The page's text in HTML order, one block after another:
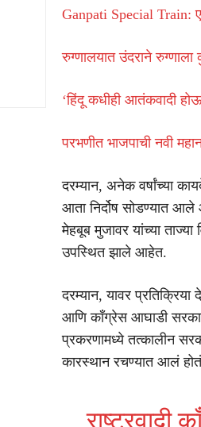
Ganpati Special Train:
रुग्णालयात उंदराने
‘हिंदू कधीही आतंकवादी
परभणीत भाजपाची नवी
दरम्यान, अनेक वर्षांच्या
आता निर्दोष सोडण्यात
मेहबूब मुजावर यांच्या
उपस्थित झाले आहेत.
दरम्यान, यावर
आणि काँग्रेस आघाडी
प्रकरणामध्ये तत्कालीन
कारस्थान रचण्यात आलं